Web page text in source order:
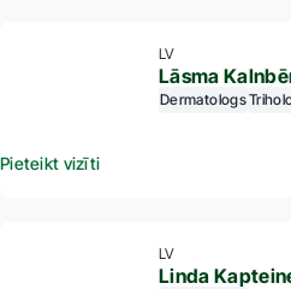
LV
Lāsma
Dermatologs
Pieteikt vizīti
LV
Linda